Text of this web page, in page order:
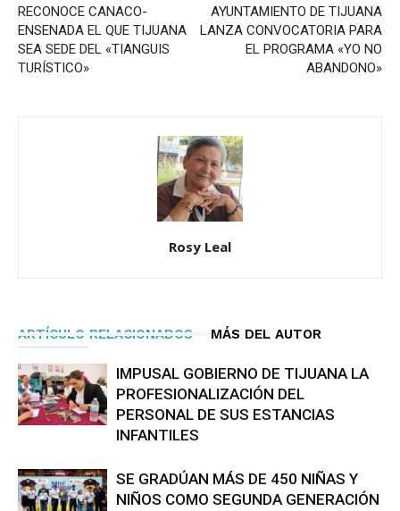
RECONOCE CANACO-
ENSENADA EL QUE TIJUANA
SEA SEDE DEL «TIANGUIS
TURÍSTICO»
AYUNTAMIENTO DE TIJUANA
LANZA CONVOCATORIA PARA
EL PROGRAMA «YO NO
ABANDONO»
Rosy Leal
ARTÍCULO RELACIONADOS MÁS DEL AUTOR
IMPUSAL GOBIERNO DE TIJUANA LA
PROFESIONALIZACIÓN DEL
PERSONAL DE SUS ESTANCIAS
INFANTILES
SE GRADÚAN MÁS DE 450 NIÑAS Y
NIÑOS COMO SEGUNDA GENERACIÓN